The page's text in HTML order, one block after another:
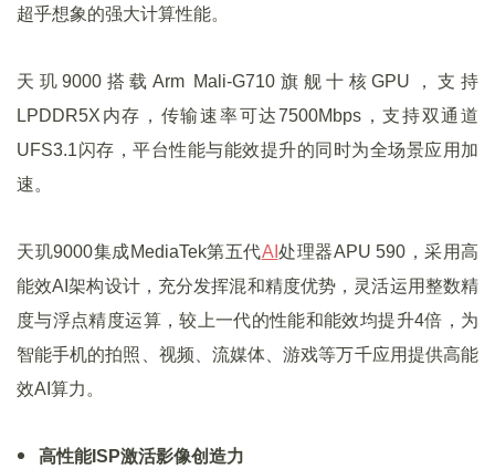
超乎想象的强大计算性能。
天玑9000搭载Arm Mali-G710旗舰十核GPU，支持
LPDDR5X内存，传输速率可达7500Mbps，支持双通道
UFS3.1闪存，平台性能与能效提升的同时为全场景应用加
速。
天玑9000集成MediaTek第五代AI 处理器APU 590，采用高
能效AI架构设计，充分发挥混和精度优势，灵活运用整数精
度与浮点精度运算，较上一代的性能和能效均提升4倍，为
智能手机的拍照、视频、流媒体、游戏等万千应用提供高能
效AI算力。
高性能ISP激活影像创造力